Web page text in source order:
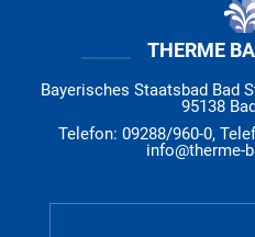
THERME
Bayerisches Staatsbad Bad
95138
Telefon: 09288/960-0,
info@therme-